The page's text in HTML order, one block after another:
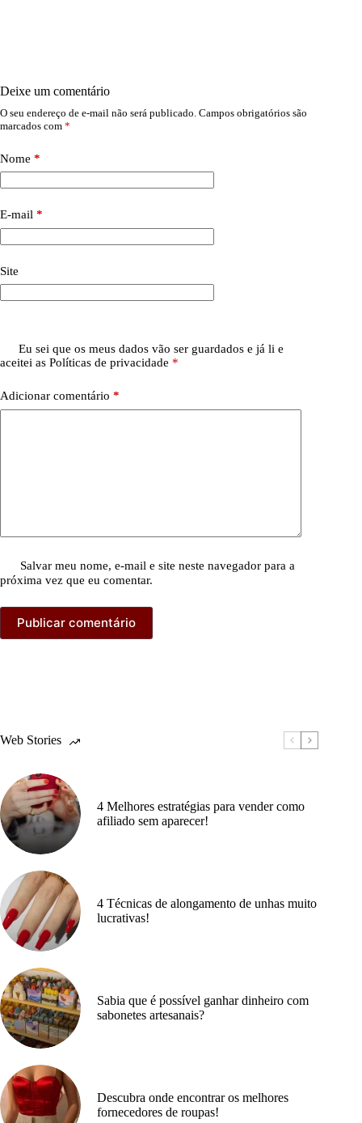
Deixe um comentário
O seu endereço de e-mail não será publicado. Campos obrigatórios são
marcados com *
Nome *
E-mail *
Site
Eu sei que os meus dados vão ser guardados e já li e
aceitei as Políticas de privacidade *
Adicionar comentário *
Salvar meu nome, e-mail e site neste navegador para a
próxima vez que eu comentar.
Publicar comentário
Web Stories
4 Melhores estratégias para vender como
afiliado sem aparecer!
4 Técnicas de alongamento de unhas muito
lucrativas!
Sabia que é possível ganhar dinheiro com
sabonetes artesanais?
Descubra onde encontrar os melhores
fornecedores de roupas!